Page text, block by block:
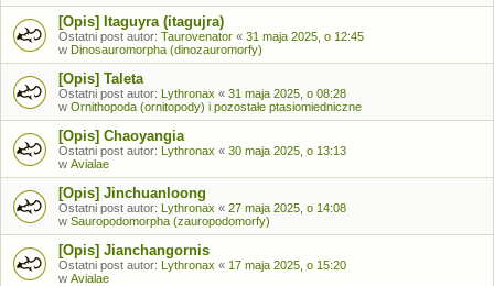
[Opis] Itaguyra (itagujra)
Ostatni post autor: Taurovenator « 31 maja 2025, o 12:45
w Dinosauromorpha (dinozauromorfy)
[Opis] Taleta
Ostatni post autor: Lythronax « 31 maja 2025, o 08:28
w Ornithopoda (ornitopody) i pozostałe ptasiomiedniczne
[Opis] Chaoyangia
Ostatni post autor: Lythronax « 30 maja 2025, o 13:13
w Avialae
[Opis] Jinchuanloong
Ostatni post autor: Lythronax « 27 maja 2025, o 14:08
w Sauropodomorpha (zauropodomorfy)
[Opis] Jianchangornis
Ostatni post autor: Lythronax « 17 maja 2025, o 15:20
w Avialae